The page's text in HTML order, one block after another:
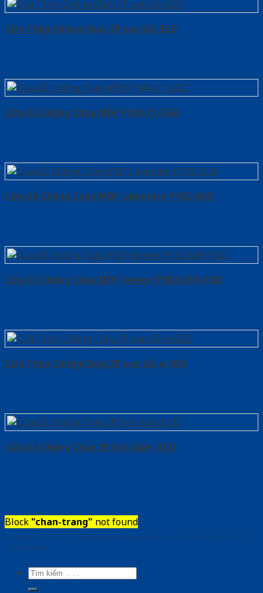
Cửa Thép Chống Cháy 2P van Gỗ-SGD
Cửa Gỗ Chống Cháy MDF P1R4-C1-SGD
Cửa Gỗ Chống Cháy MDF Laminate P1R2-SGD
Cửa Gỗ Chống Cháy MDF Veneer P1R2 ASH-SGD
Cửa Thép Chống Cháy 2P van Gỗ-a-SGD
Cửa Gỗ Chống Cháy 2P Sơn Xám-SGD
Block "chan-trang" not found
Copyright ⓒ 2010 – 2026 www.cuadepangiang.com | Đơn vị chủ quản
SaigonDoor
Tìm
kiếm: